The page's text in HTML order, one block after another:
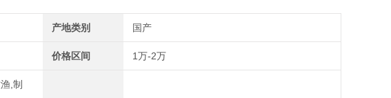
产地类别 国产
价格区间 1万-2万
,制